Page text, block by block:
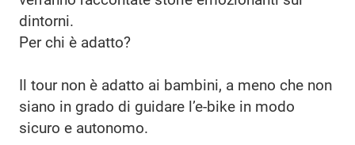
dintorni.
Per chi è adatto?
Il tour non è adatto ai bambini, a meno che non
siano in grado di guidare l’e-bike in modo
sicuro e autonomo.